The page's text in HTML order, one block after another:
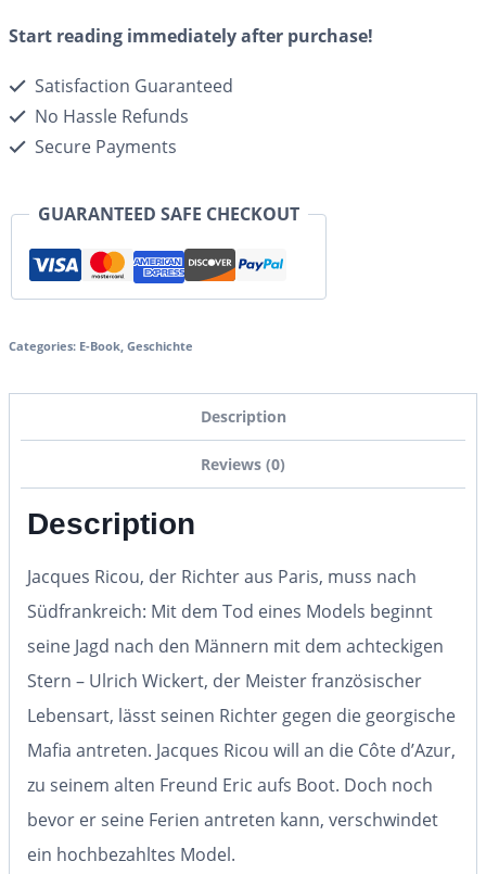
Start reading immediately after purchase!
Satisfaction Guaranteed
No Hassle Refunds
Secure Payments
GUARANTEED SAFE CHECKOUT
Categories: E-Book, Geschichte
Description
Reviews (0)
Description
Jacques Ricou, der Richter aus Paris, muss nach
Südfrankreich: Mit dem Tod eines Models beginnt
seine Jagd nach den Männern mit dem achteckigen
Stern – Ulrich Wickert, der Meister französischer
Lebensart, lässt seinen Richter gegen die georgische
Mafia antreten. Jacques Ricou will an die Côte d’Azur,
zu seinem alten Freund Eric aufs Boot. Doch noch
bevor er seine Ferien antreten kann, verschwindet
ein hochbezahltes Model.